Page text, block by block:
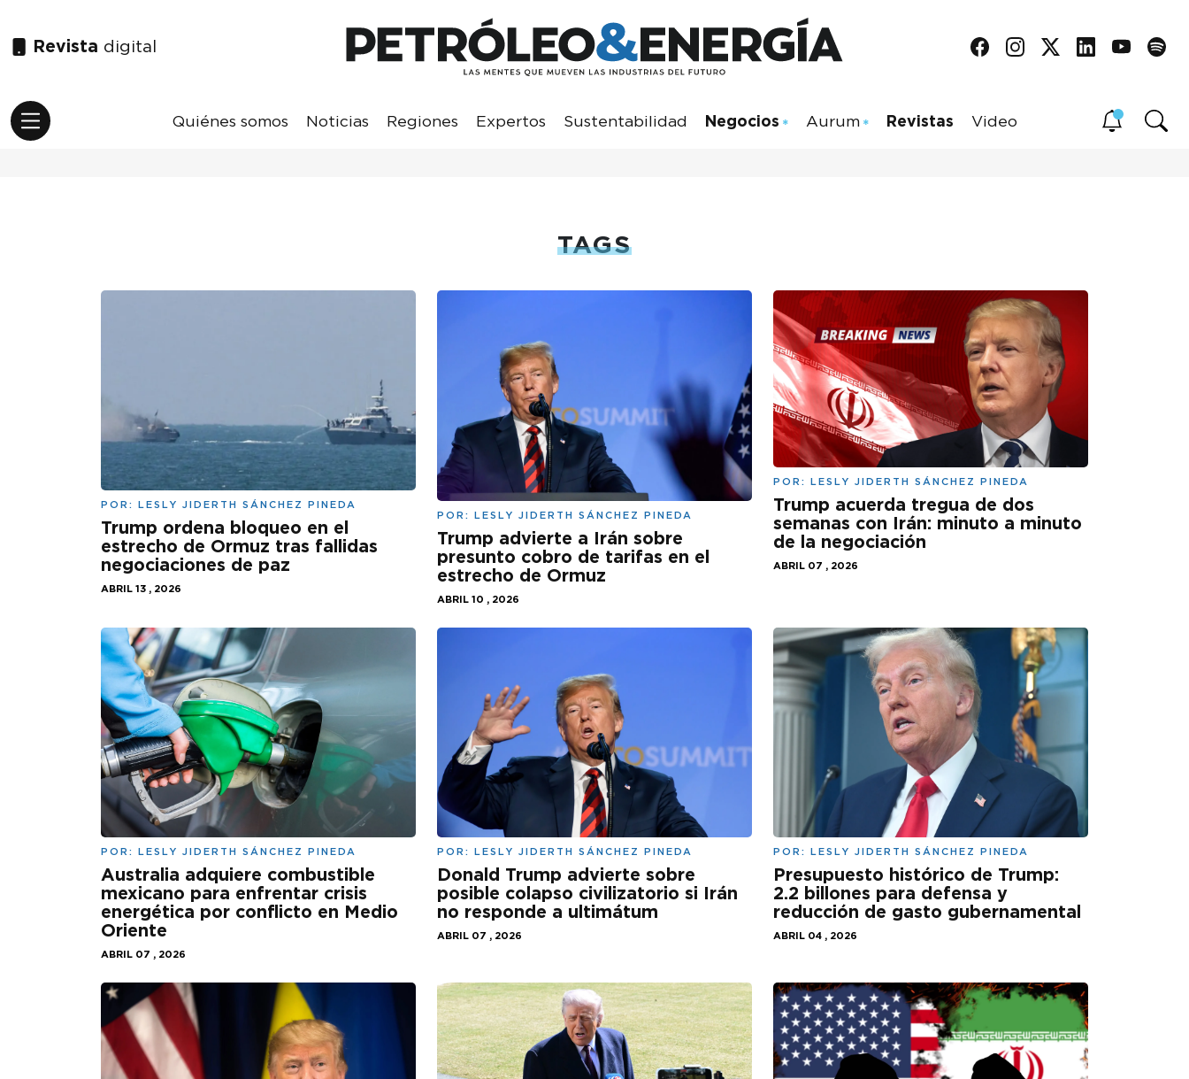
Revista digital
Quiénes somos Noticias Regiones Expertos Sustentabilidad Negocios Aurum Revistas Video
TAGS
POR: LESLY JIDERTH SÁNCHEZ PINEDA
Trump ordena bloqueo en el
estrecho de Ormuz tras fallidas
negociaciones de paz
ABRIL 13 , 2026
POR: LESLY JIDERTH SÁNCHEZ PINEDA
Trump advierte a Irán sobre
presunto cobro de tarifas en el
estrecho de Ormuz
ABRIL 10 , 2026
POR: LESLY JIDERTH SÁNCHEZ PINEDA
Trump acuerda tregua de dos
semanas con Irán: minuto a minuto
de la negociación
ABRIL 07 , 2026
POR: LESLY JIDERTH SÁNCHEZ PINEDA
Australia adquiere combustible
mexicano para enfrentar crisis
energética por conflicto en Medio
Oriente
ABRIL 07 , 2026
POR: LESLY JIDERTH SÁNCHEZ PINEDA
Donald Trump advierte sobre
posible colapso civilizatorio si Irán
no responde a ultimátum
ABRIL 07 , 2026
POR: LESLY JIDERTH SÁNCHEZ PINEDA
Presupuesto histórico de Trump:
2.2 billones para defensa y
reducción de gasto gubernamental
ABRIL 04 , 2026